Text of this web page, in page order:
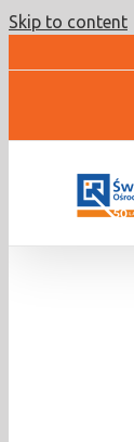
Skip to content